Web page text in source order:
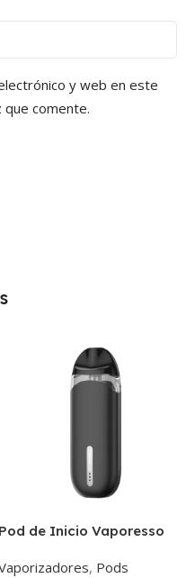
y web en este
que comente.
Pod de Inicio Vaporesso
, Pods